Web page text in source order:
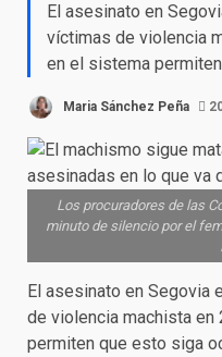
El asesinato en
víctimas de violencia
en el sistema
Maria Sánchez Peña
Los procuradores de las
minuto de silencio por el
El asesinato en Segovia
de violencia machista
permiten que esto siga